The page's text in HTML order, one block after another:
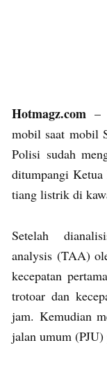
Hotmagz.com –
mobil saat mobil
Polisi sudah
ditumpangi
tiang listrik di
Setelah
analysis (TAA)
kecepatan
trotoar dan
jam. Kemudian
jalan umum